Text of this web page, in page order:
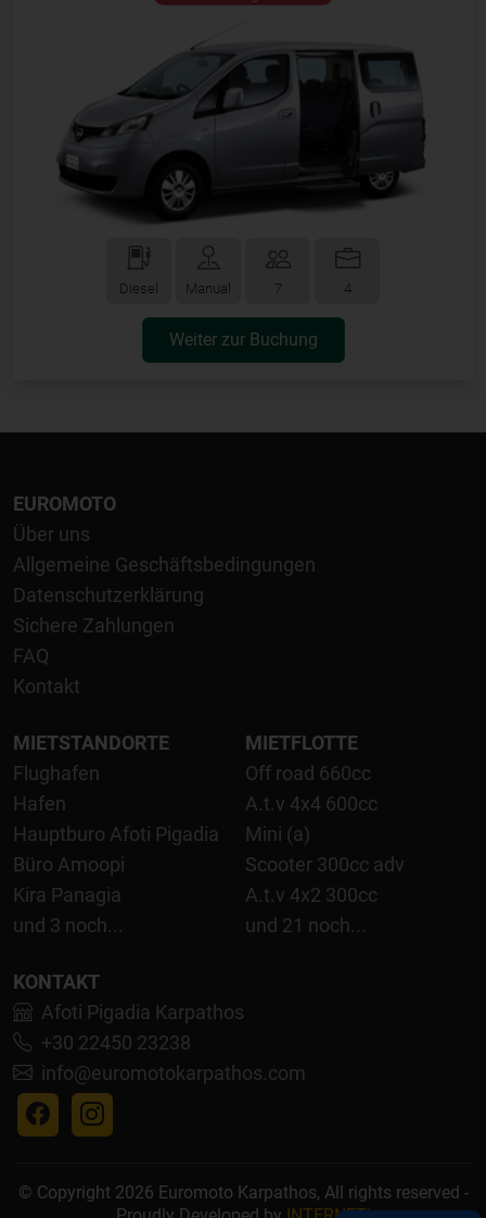
Diesel Manual 7 4
Weiter zur Buchung
EUROMOTO
Über uns
Allgemeine Geschäftsbedingungen
Datenschutzerklärung
Sichere Zahlungen
FAQ
Kontakt
MIETSTANDORTE
Flughafen
Hafen
Hauptburo Afoti Pigadia
Büro Amoopi
Kira Panagia
und 3 noch...
MIETFLOTTE
Off road 660cc
A.t.v 4x4 600cc
Mini (a)
Scooter 300cc adv
A.t.v 4x2 300cc
und 21 noch...
KONTAKT
Afoti Pigadia Karpathos
+30 22450 23238
info@euromotokarpathos.com
© Copyright 2026 Euromoto Karpathos, All rights reserved -